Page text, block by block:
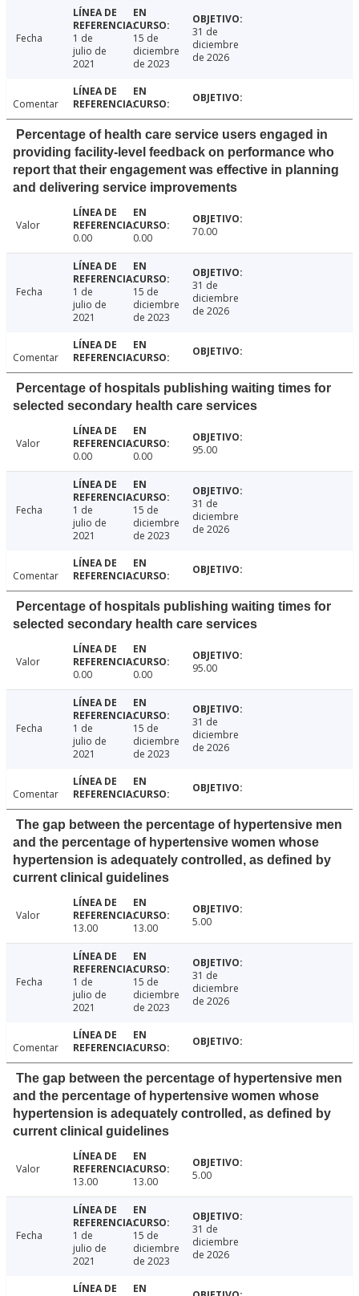
Fecha
1 de
julio de
2021
15 de
diciembre
de 2023
31 de
diciembre
de 2026
Comentar
Percentage of health care service users engaged in
providing facility-level feedback on performance who
report that their engagement was effective in planning
and delivering service improvements
Valor
0.00
0.00 70.00
Fecha
1 de
julio de
2021
15 de
diciembre
de 2023
31 de
diciembre
de 2026
Comentar
Percentage of hospitals publishing waiting times for
selected secondary health care services
Valor
0.00
0.00 95.00
Fecha
1 de
julio de
2021
15 de
diciembre
de 2023
31 de
diciembre
de 2026
Comentar
Percentage of hospitals publishing waiting times for
selected secondary health care services
Valor
0.00
0.00 95.00
Fecha
1 de
julio de
2021
15 de
diciembre
de 2023
31 de
diciembre
de 2026
Comentar
The gap between the percentage of hypertensive men
and the percentage of hypertensive women whose
hypertension is adequately controlled, as defined by
current clinical guidelines
Valor
13.00
13.00 5.00
Fecha
1 de
julio de
2021
15 de
diciembre
de 2023
31 de
diciembre
de 2026
Comentar
The gap between the percentage of hypertensive men
and the percentage of hypertensive women whose
hypertension is adequately controlled, as defined by
current clinical guidelines
Valor
13.00
13.00 5.00
Fecha
1 de
julio de
2021
15 de
diciembre
de 2023
31 de
diciembre
de 2026